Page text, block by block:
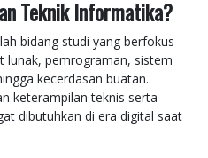
Teknik Informatika?
bidang studi yang berfokus
lunak, pemrograman, sistem
kecerdasan buatan.
keterampilan teknis serta
dibutuhkan di era digital saat